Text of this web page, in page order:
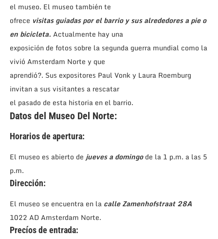
el museo. El museo también te
ofrece visitas guiadas por el barrio y sus alrededores a pie o
en bicicleta. Actualmente hay una
exposición de fotos sobre la segunda guerra mundial como la
vivió Amsterdam Norte y que
aprendió?. Sus expositores Paul Vonk y Laura Roemburg
invitan a sus visitantes a rescatar
el pasado de esta historia en el barrio.
Datos del Museo Del Norte:
Horarios de apertura:
El museo es abierto de jueves a domingode la 1 p.m. a las 5
p.m.
Dirección:
El museo se encuentra en la calle Zamenhofstraat 28A
1022 AD Amsterdam Norte.
Precíos de entrada: